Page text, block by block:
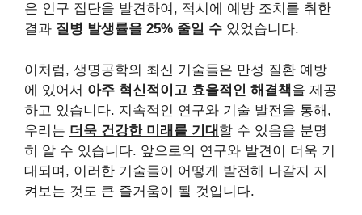
은 인구 집단을 발견하여, 적시에 예방 조치를 취한
결과 질병 발생률을 25% 줄일 수 있었습니다.
이처럼, 생명공학의 최신 기술들은 만성 질환 예방
에 있어서 아주 혁신적이고 효율적인 해결책을 제공
하고 있습니다. 지속적인 연구와 기술 발전을 통해,
우리는 더욱 건강한 미래를 기대 할 수 있음을 분명
히 알 수 있습니다. 앞으로의 연구와 발견이 더욱 기
대되며, 이러한 기술들이 어떻게 발전해 나갈지 지
켜보는 것도 큰 즐거움이 될 것입니다.